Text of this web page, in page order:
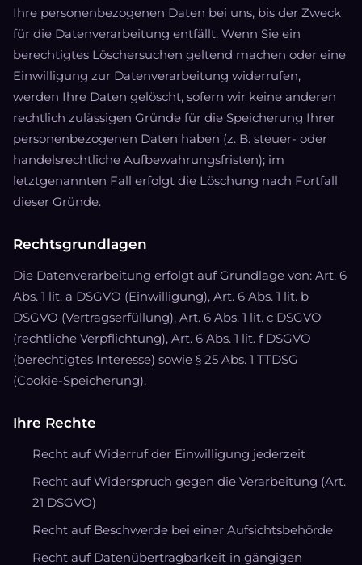
Ihre personenbezogenen Daten bei uns, bis der Zweck
für die Datenverarbeitung entfällt. Wenn Sie ein
berechtigtes Löschersuchen geltend machen oder eine
Einwilligung zur Datenverarbeitung widerrufen,
werden Ihre Daten gelöscht, sofern wir keine anderen
rechtlich zulässigen Gründe für die Speicherung Ihrer
personenbezogenen Daten haben (z. B. steuer- oder
handelsrechtliche Aufbewahrungsfristen); im
letztgenannten Fall erfolgt die Löschung nach Fortfall
dieser Gründe.
Rechtsgrundlagen
Die Datenverarbeitung erfolgt auf Grundlage von: Art. 6
Abs. 1 lit. a DSGVO (Einwilligung), Art. 6 Abs. 1 lit. b
DSGVO (Vertragserfüllung), Art. 6 Abs. 1 lit. c DSGVO
(rechtliche Verpflichtung), Art. 6 Abs. 1 lit. f DSGVO
(berechtigtes Interesse) sowie § 25 Abs. 1 TTDSG
(Cookie-Speicherung).
Ihre Rechte
Recht auf Widerruf der Einwilligung jederzeit
Recht auf Widerspruch gegen die Verarbeitung (Art.
21 DSGVO)
Recht auf Beschwerde bei einer Aufsichtsbehörde
Recht auf Datenübertragbarkeit in gängigen